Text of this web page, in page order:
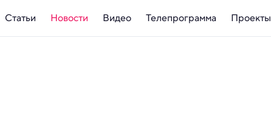
Статьи Новости Видео Телепрограмма Проекты